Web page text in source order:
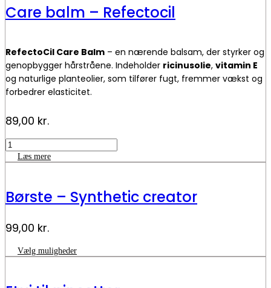
Care balm – Refectocil
RefectoCil Care Balm – en nærende balsam, der styrker og
genopbygger hårstråene. Indeholder ricinusolie, vitamin E
og naturlige planteolier, som tilfører fugt, fremmer vækst og
forbedrer elasticitet.
sundere og stærkere hår. Regelmæssig brug giver synligt
fyldigere og mere glansfulde vipper og bryn.
89,00 kr.
Care
balm
-
Læs mere
Børste – Synthetic creator
99,00 kr.
Vælg muligheder
vare